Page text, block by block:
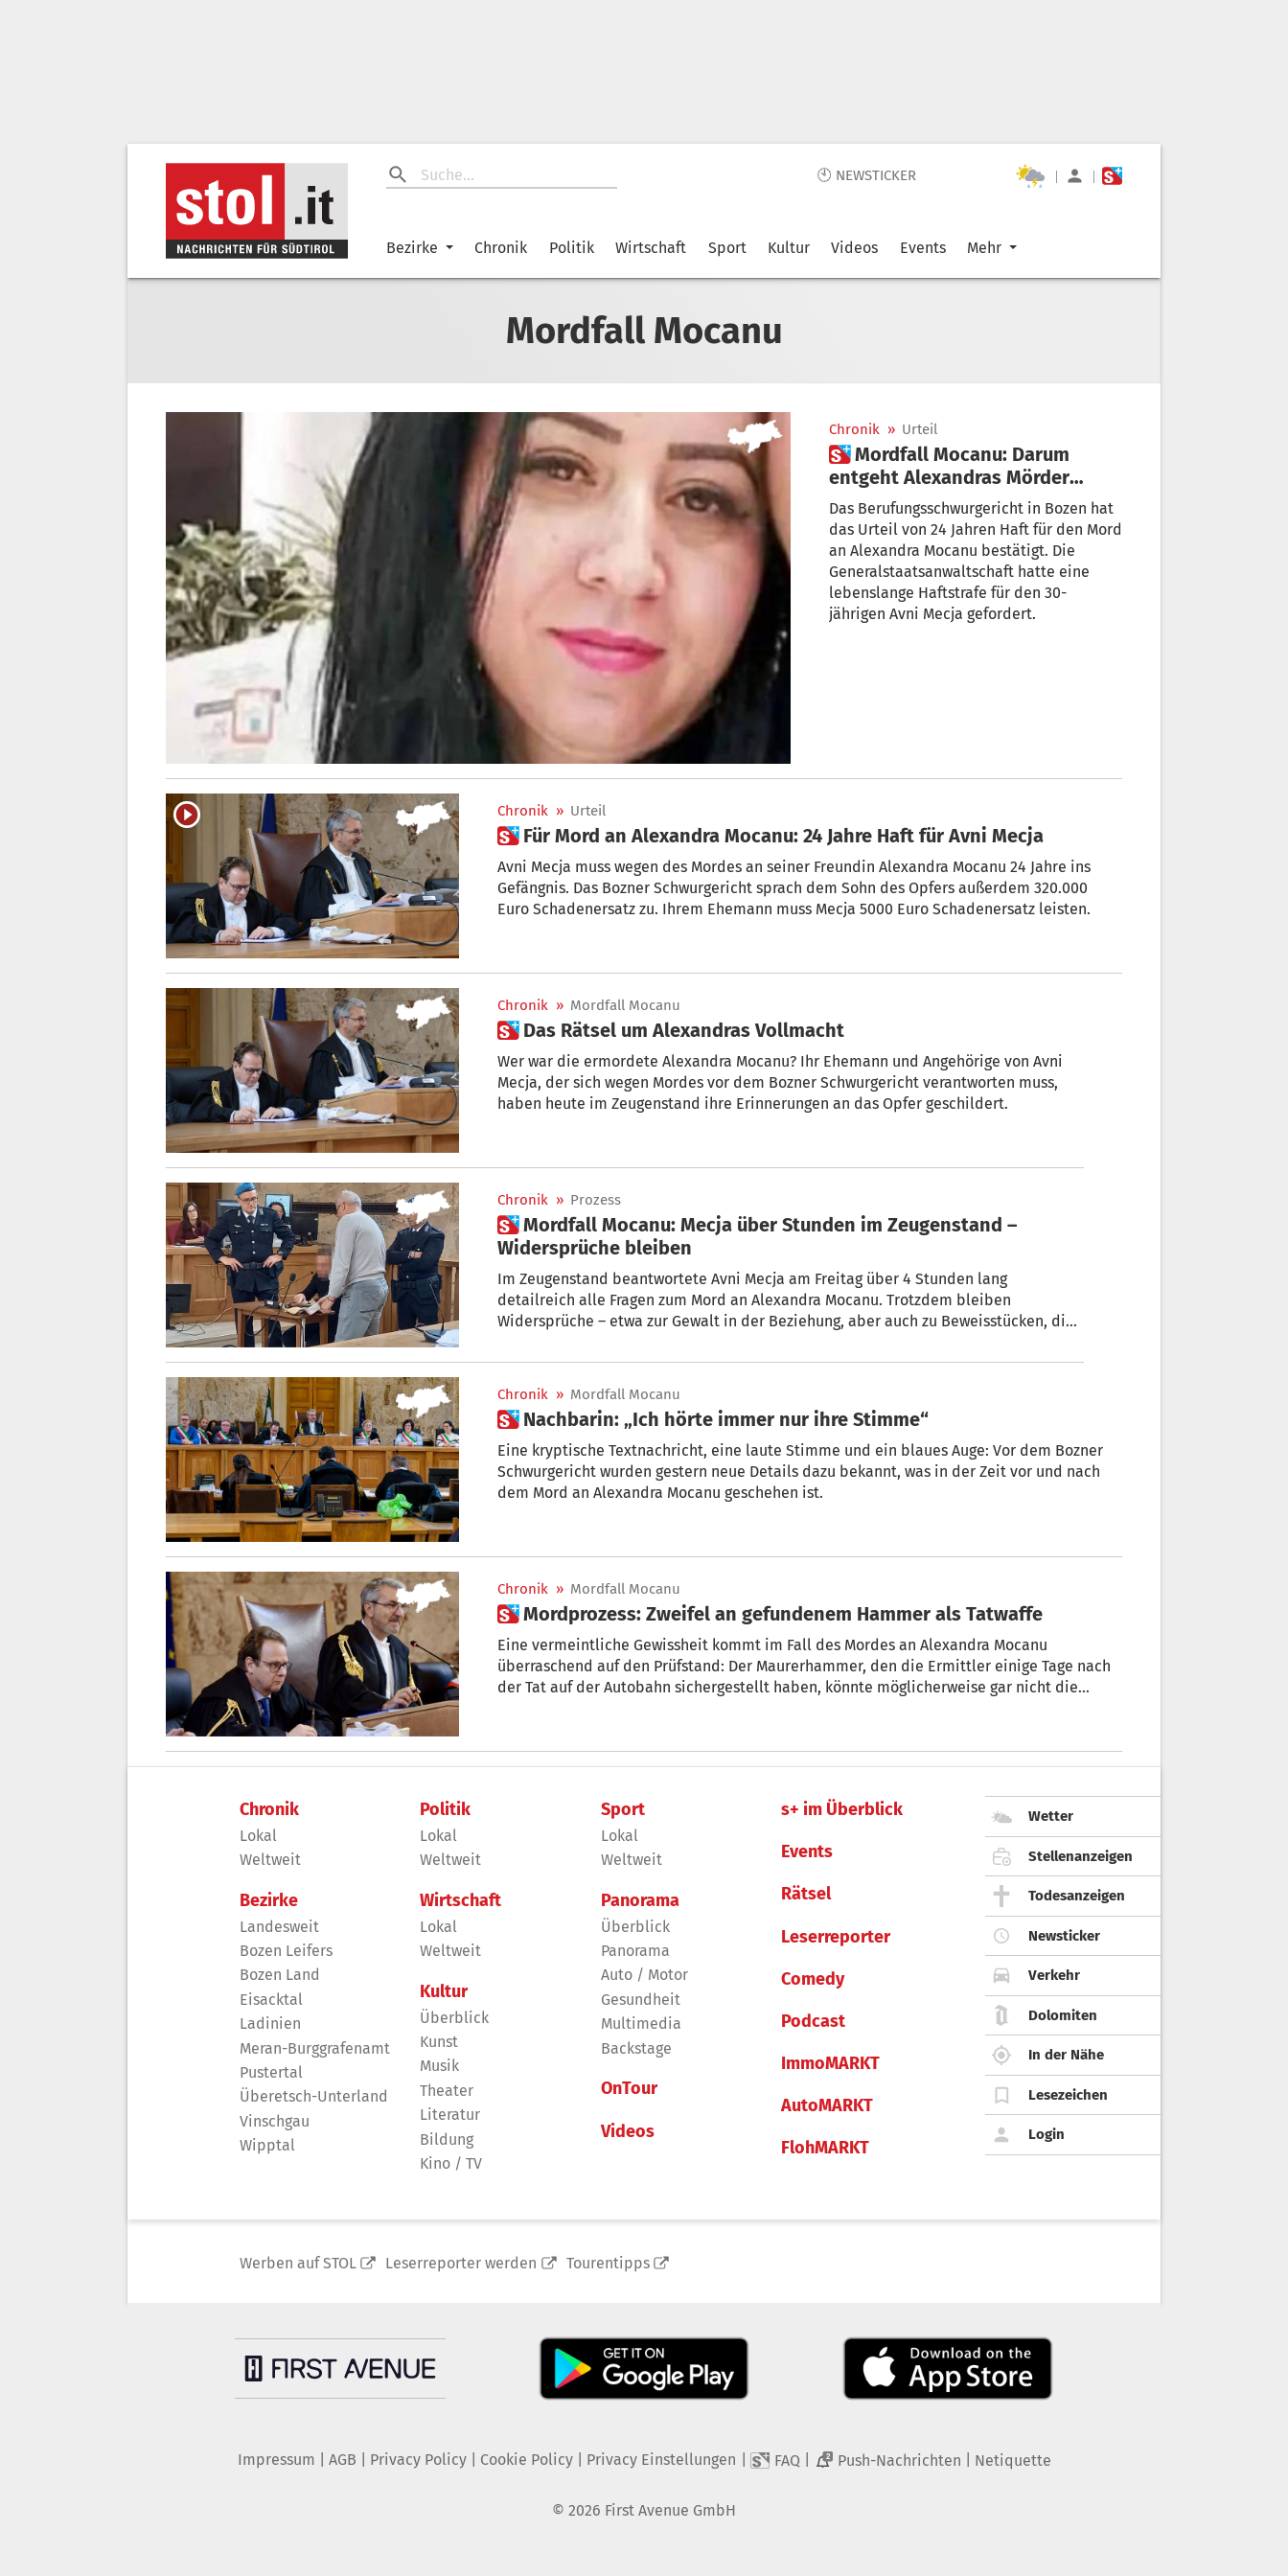
🕙 NEWSTICKER | |
Bezirke Chronik Politik Wirtschaft Sport Kultur Videos Events Mehr
Mordfall Mocanu
Chronik » Urteil
 Mordfall Mocanu: Darum
entgeht Alexandras Mörder
lebenslanger Haft
Das Berufungsschwurgericht in Bozen hat
das Urteil von 24 Jahren Haft für den Mord
an Alexandra Mocanu bestätigt. Die
Generalstaatsanwaltschaft hatte eine
lebenslange Haftstrafe für den 30-
jährigen Avni Mecja gefordert.
Chronik » Urteil
 Für Mord an Alexandra Mocanu: 24 Jahre Haft für Avni Mecja
Avni Mecja muss wegen des Mordes an seiner Freundin Alexandra Mocanu 24 Jahre ins
Gefängnis. Das Bozner Schwurgericht sprach dem Sohn des Opfers außerdem 320.000
Euro Schadenersatz zu. Ihrem Ehemann muss Mecja 5000 Euro Schadenersatz leisten.
Chronik » Mordfall Mocanu
 Das Rätsel um Alexandras Vollmacht
Wer war die ermordete Alexandra Mocanu? Ihr Ehemann und Angehörige von Avni
Mecja, der sich wegen Mordes vor dem Bozner Schwurgericht verantworten muss,
haben heute im Zeugenstand ihre Erinnerungen an das Opfer geschildert.
Chronik » Prozess
 Mordfall Mocanu: Mecja über Stunden im Zeugenstand –
Widersprüche bleiben
Im Zeugenstand beantwortete Avni Mecja am Freitag über 4 Stunden lang
detailreich alle Fragen zum Mord an Alexandra Mocanu. Trotzdem bleiben
Widersprüche – etwa zur Gewalt in der Beziehung, aber auch zu Beweisstücken, die
Chronik » Mordfall Mocanu
 Nachbarin: „Ich hörte immer nur ihre Stimme“
Eine kryptische Textnachricht, eine laute Stimme und ein blaues Auge: Vor dem Bozner
Schwurgericht wurden gestern neue Details dazu bekannt, was in der Zeit vor und nach
dem Mord an Alexandra Mocanu geschehen ist.
Chronik » Mordfall Mocanu
 Mordprozess: Zweifel an gefundenem Hammer als Tatwaffe
Eine vermeintliche Gewissheit kommt im Fall des Mordes an Alexandra Mocanu
überraschend auf den Prüfstand: Der Maurerhammer, den die Ermittler einige Tage nach
der Tat auf der Autobahn sichergestellt haben, könnte möglicherweise gar nicht die
Schwurgericht vorgeführt.
Chronik
Lokal
Weltweit
Bezirke
Landesweit
Bozen Leifers
Bozen Land
Eisacktal
Ladinien
Meran-Burggrafenamt
Pustertal
Überetsch-Unterland
Vinschgau
Wipptal
Politik
Lokal
Weltweit
Wirtschaft
Lokal
Weltweit
Kultur
Überblick
Kunst
Musik
Theater
Literatur
Bildung
Kino / TV
Sport
Lokal
Weltweit
Panorama
Überblick
Panorama
Auto / Motor
Gesundheit
Multimedia
Backstage
OnTour
Videos
s+ im Überblick
Events
Rätsel
Leserreporter
Comedy
Podcast
ImmoMARKT
AutoMARKT
FlohMARKT
Wetter
Stellenanzeigen
Todesanzeigen
Newsticker
Verkehr
Dolomiten
In der Nähe
Lesezeichen
Login
Werben auf STOL Leserreporter werden Tourentipps
Impressum AGB Privacy Policy| Cookie Policy| Privacy Einstellungen FAQ 2 Push-Nachrichten Netiquette
© 2026 First Avenue GmbH